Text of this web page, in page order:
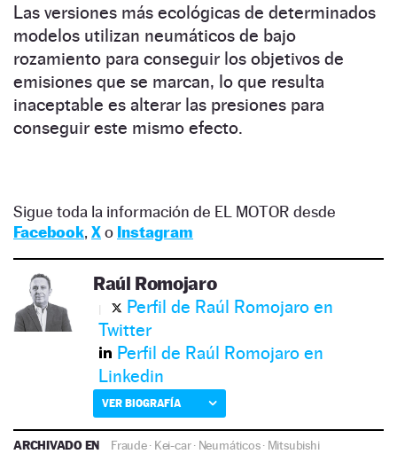
Las versiones más ecológicas de determinados
modelos utilizan neumáticos de bajo
rozamiento para conseguir los objetivos de
emisiones que se marcan, lo que resulta
inaceptable es alterar las presiones para
conseguir este mismo efecto.
Sigue toda la información de EL MOTOR desde
Facebook, Xo Instagram
Raúl Romojaro
Perfil de Raúl Romojaro en
Twitter
Perfil de Raúl Romojaro en
Linkedin
VER BIOGRAFÍA
ARCHIVADO EN Fraude· Kei-car· Neumáticos· Mitsubishi